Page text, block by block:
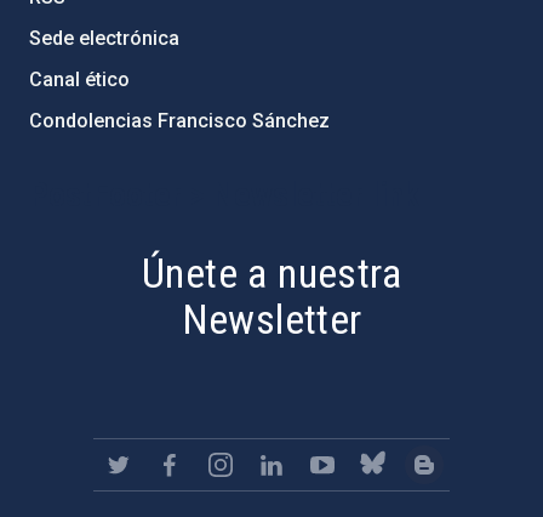
Sede electrónica
Canal ético
Condolencias Francisco Sánchez
Únete a nuestra
Newsletter